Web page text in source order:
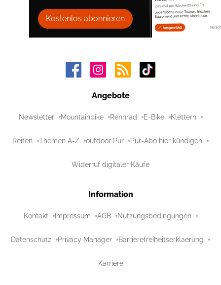
Kostenlos abonnieren
Angebote
Newsletter Mountainbike Rennrad E-Bike Klettern
Reiten Themen A-Z outdoor Pur Pur-Abo hier kündigen
Widerruf digitaler Käufe
Information
Kontakt Impressum AGB Nutzungsbedingungen
Datenschutz Privacy Manager Barrierefreiheitserklaerung
Karriere